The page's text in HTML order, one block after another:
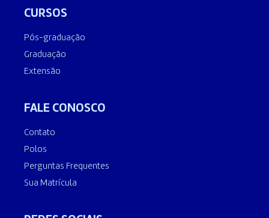
CURSOS
Pós-graduação
Graduação
Extensão
FALE CONOSCO
Contato
Polos
Perguntas Frequentes
Sua Matrícula